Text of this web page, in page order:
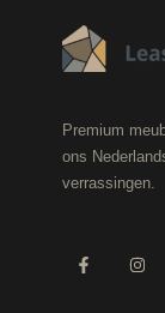
Premium
ons
verrassingen.